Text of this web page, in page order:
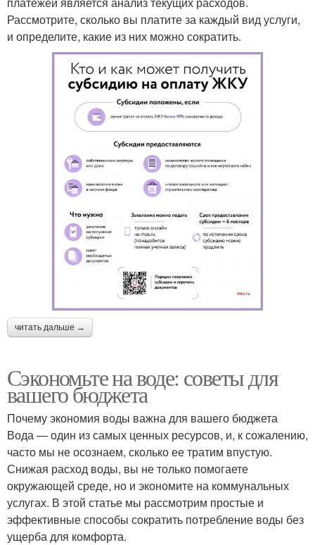
Рассмотрите, сколько вы платите за каждый вид услуги,
и определите, какие из них можно сократить.
читать дальше →
Сэкономьте на воде: советы для
вашего бюджета
Почему экономия воды важна для вашего бюджета
Вода — один из самых ценных ресурсов, и, к сожалению,
часто мы не осознаем, сколько ее тратим впустую.
Снижая расход воды, вы не только помогаете
окружающей среде, но и экономите на коммунальных
услугах. В этой статье мы рассмотрим простые и
эффективные способы сократить потребление воды без
ущерба для комфорта.